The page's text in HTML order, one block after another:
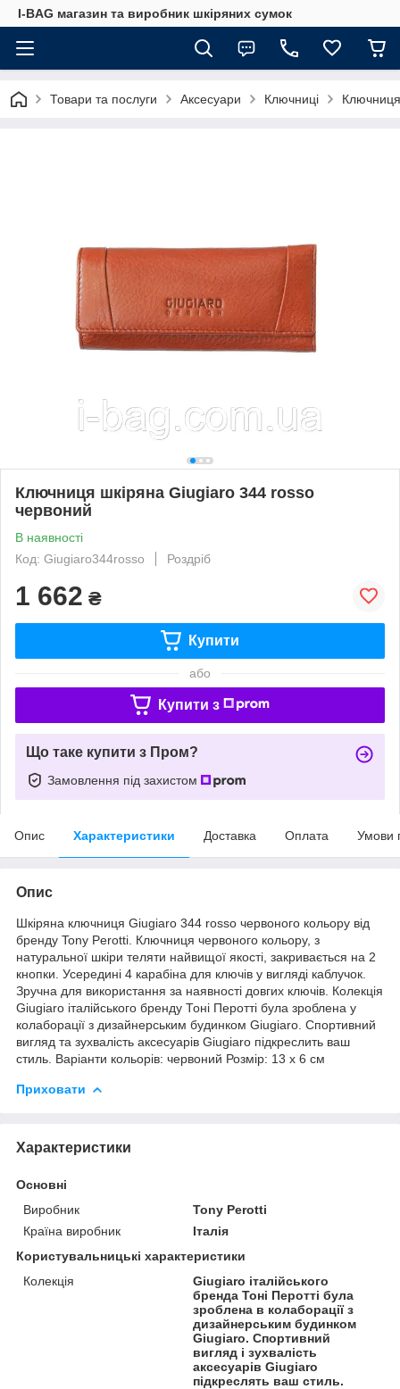
I-BAG магазин та виробник шкіряних сумок
Товари та послуги Аксесуари Ключниці
Ключниця шкіряна Giugiaro 344 rosso
червоний
В наявності
Код: Giugiaro344rosso
Роздріб
1 662 ₴
Купити
або
Купити з
Що таке купити з Пром?
Замовлення під захистом
Опис Характеристики Доставка Оплата Умови
Опис
Шкіряна ключниця Giugiaro 344 rosso червоного кольору від
бренду Tony Perotti. Ключниця червоного кольору, з
натуральної шкіри теляти найвищої якості, закривається на 2
кнопки. Усередині 4 карабіна для ключів у вигляді каблучок.
Зручна для використання за наявності довгих ключів. Колекція
Giugiaro італійського бренду Тоні Перотті була зроблена у
колаборації з дизайнерським будинком Giugiaro. Спортивний
вигляд та зухвалість аксесуарів Giugiaro підкреслить ваш
стиль. Варіанти кольорів: червоний Розмір: 13 x 6 см
Приховати
Характеристики
Основні
Виробник
Tony Perotti
Країна виробник
Італія
Користувальницькі характеристики
Колекція
Giugiaro італійського
бренда Тоні Перотті була
зроблена в колаборації з
дизайнерським будинком
Giugiaro. Спортивний
вигляд і зухвалість
аксесуарів Giugiaro
підкреслять ваш стиль.